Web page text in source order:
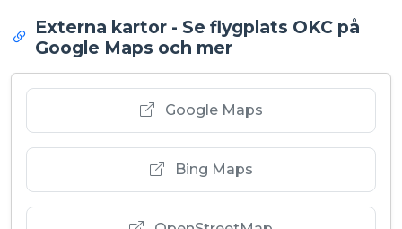
Externa kartor - Se flygplats OKC på
Google Maps och mer
Google Maps
Bing Maps